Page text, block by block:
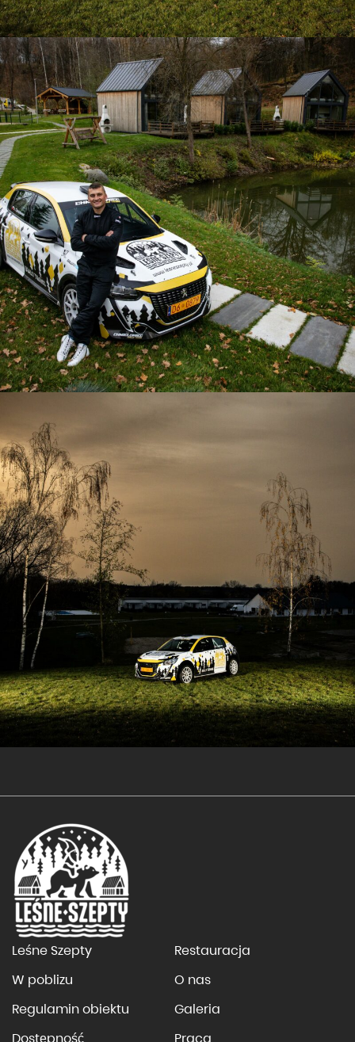
Leśne Szepty
Restauracja
W poblizu
O nas
Regulamin obiektu
Galeria